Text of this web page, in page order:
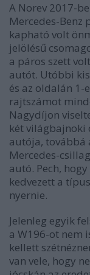
A Norev 2017-
Mercedes-
kapható volt
jelölésű
a páros szett
autót. Utóbbi
és az oldalán 1-
rajtszámot
Nagydíjon
két világbajnoki
autója, továbbá
Mercedes-
autó. Pech,
kedvezett a
nyernie.
Jelenleg egyik
a W196-ot nem
kellett
van vele, hogy